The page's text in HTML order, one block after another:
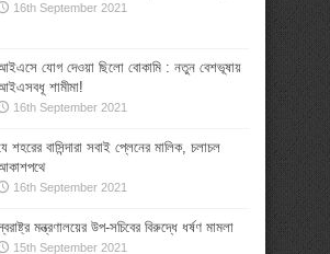
16th September 2021
যোগ দেওয়া ছিলো বোকামি : নতুন বেশভূষায়
শামীমা!
16th September 2021
শহরের বাসিন্দারা সবাই প্লেনের মালিক, চলাচল
16th September 2021
মন্ত্রণালয়ের উপ-সচিবের বিরুদ্ধে ধর্ষণ মামলা
15th September 2021